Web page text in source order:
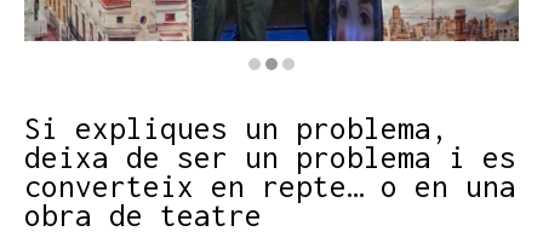
Si expliques un problema,
deixa de ser un problema i es
converteix en repte… o en una
obra de teatre